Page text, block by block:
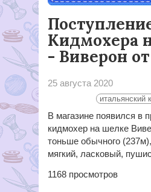
Кидмохера
- Виверон
25 августа 2020
итальянский
В магазине появился в
кидмохер на шелке
тоньше обычного
мягкий, ласковый,
1168 просмотров